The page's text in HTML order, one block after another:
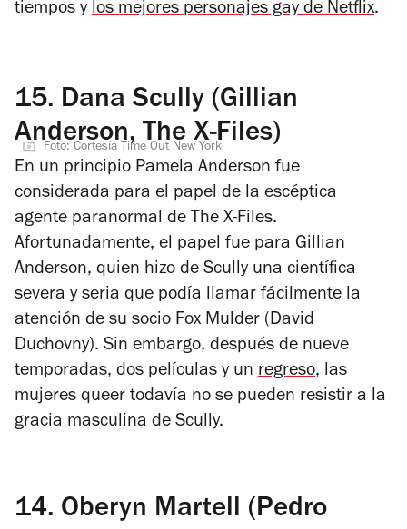
tiempos y los mejores personajes gay de Netflix.
15. Dana Scully (Gillian
Anderson, The X-Files)
Foto: Cortesía Time Out New York
En un principio Pamela Anderson fue
considerada para el papel de la escéptica
agente paranormal de The X-Files.
Afortunadamente, el papel fue para Gillian
Anderson, quien hizo de Scully una científica
severa y seria que podía llamar fácilmente la
atención de su socio Fox Mulder (David
Duchovny). Sin embargo, después de nueve
temporadas, dos películas y un regreso, las
mujeres queer todavía no se pueden resistir a la
gracia masculina de Scully.
14. Oberyn Martell (Pedro